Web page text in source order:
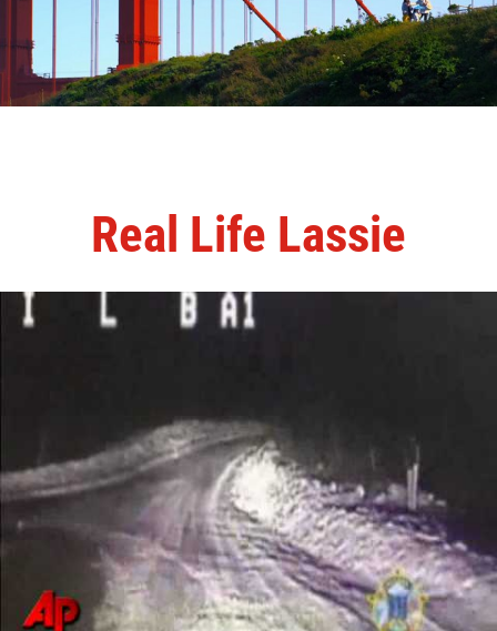
Real Life Lassie